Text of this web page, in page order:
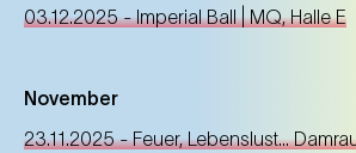
03.12.2025 - Imperial Ball | MQ, Halle E
November
23.11.2025 - Feuer, Lebenslust...